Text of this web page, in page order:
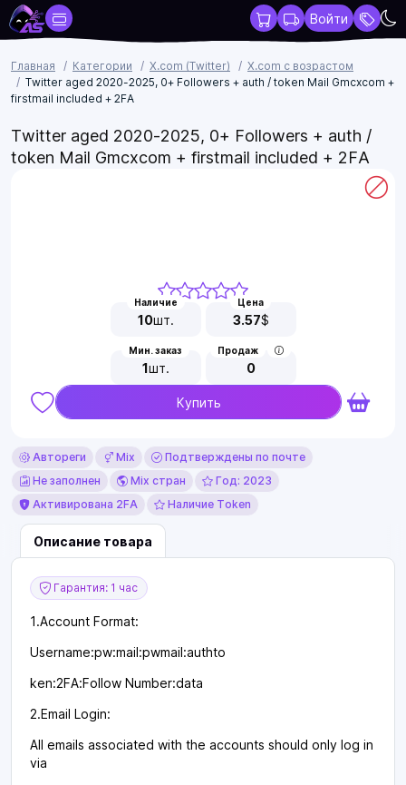
Войти
Главная Категории X.com (Twitter)
X.com с возрастом
Twitter aged 2020-2025, 0+ Followers + auth / token Mail Gmcxcom +
firstmail included + 2FA
Twitter aged 2020-2025, 0+ Followers + auth /
token Mail Gmcxcom + firstmail included + 2FA
Наличие
10шт.
Цена
3.57$
Мин. заказ
1шт.
Продаж
0
Купить
Автореги Mix
Подтверждены по почте
Не заполнен
Mix стран
Год: 2023
Активирована 2FA
Наличие Token
Описание товара
Гарантия: 1 час
1.Account Format:
Username:pw:mail:pwmail:authto
ken:2FA:Follow Number:data
2.Email Login:
All emails associated with the accounts should only log in
via